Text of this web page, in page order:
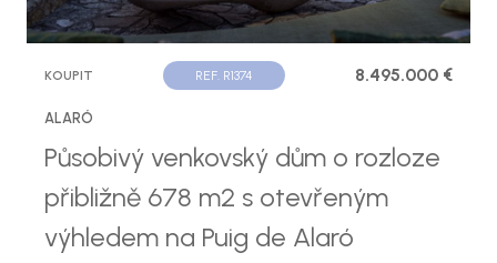
KOUPIT REF. R1374 8.495.000 €
ALARÓ
Působivý venkovský dům o rozloze
přibližně 678 m2 s otevřeným
výhledem na Puig de Alaró